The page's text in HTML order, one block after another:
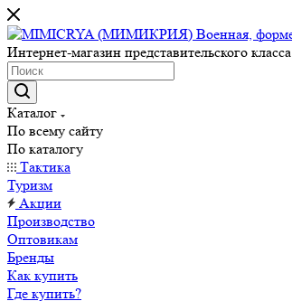
Интернет-магазин представительского класса
Каталог
По всему сайту
По каталогу
Тактика
Туризм
Акции
Производство
Оптовикам
Бренды
Как купить
Где купить?